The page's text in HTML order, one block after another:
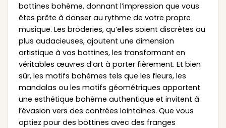
bottines bohème, donnant l’impression que vous
êtes prête à danser au rythme de votre propre
musique. Les broderies, qu’elles soient discrètes ou
plus audacieuses, ajoutent une dimension
artistique à vos bottines, les transformant en
véritables œuvres d’art à porter fièrement. Et bien
sûr, les motifs bohèmes tels que les fleurs, les
mandalas ou les motifs géométriques apportent
une esthétique bohème authentique et invitent à
l’évasion vers des contrées lointaines. Que vous
optiez pour des bottines avec des franges